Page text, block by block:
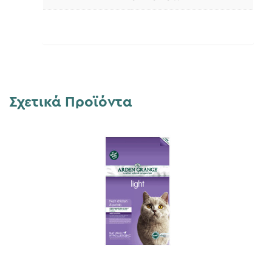
Σχετικά Προϊόντα